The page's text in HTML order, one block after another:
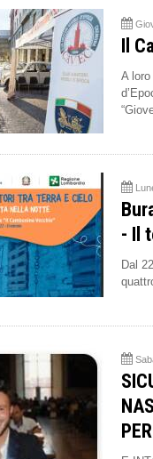
Il
A
- Il
Dal